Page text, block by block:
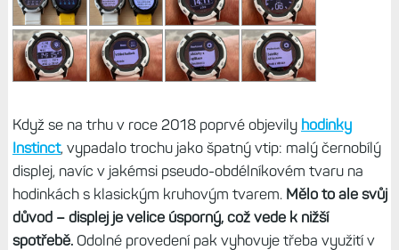
Když se na trhu v roce 2018 poprvé objevily hodinky
Instinct, vypadalo trochu jako špatný vtip: malý černobílý
displej, navíc v jakémsi pseudo-obdélníkovém tvaru na
hodinkách s klasickým kruhovým tvarem. Mělo to ale svůj
důvod – displej je velice úsporný, což vede k nižší
spotřebě.Odolné provedení pak vyhovuje třeba využití v